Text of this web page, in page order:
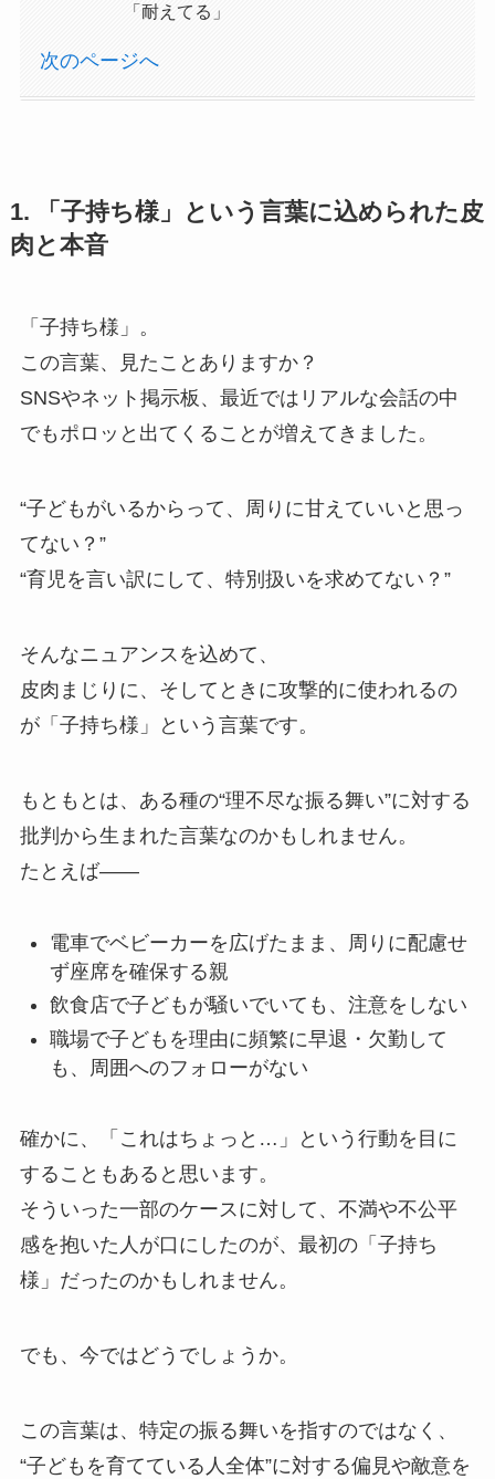
「耐えてる」
次のページへ
1. 「子持ち様」という言葉に込められた皮
肉と本音
「子持ち様」。
この言葉、見たことありますか？
SNSやネット掲示板、最近ではリアルな会話の中
でもポロッと出てくることが増えてきました。
“子どもがいるからって、周りに甘えていいと思っ
てない？”
“育児を言い訳にして、特別扱いを求めてない？”
そんなニュアンスを込めて、
皮肉まじりに、そしてときに攻撃的に使われるの
が「子持ち様」という言葉です。
もともとは、ある種の“理不尽な振る舞い”に対する
批判から生まれた言葉なのかもしれません。
たとえば――
電車でベビーカーを広げたまま、周りに配慮せ
ず座席を確保する親
飲食店で子どもが騒いでいても、注意をしない
職場で子どもを理由に頻繁に早退・欠勤して
も、周囲へのフォローがない
確かに、「これはちょっと…」という行動を目に
することもあると思います。
そういった一部のケースに対して、不満や不公平
感を抱いた人が口にしたのが、最初の「子持ち
様」だったのかもしれません。
でも、今ではどうでしょうか。
この言葉は、特定の振る舞いを指すのではなく、
“子どもを育てている人全体”に対する偏見や敵意を